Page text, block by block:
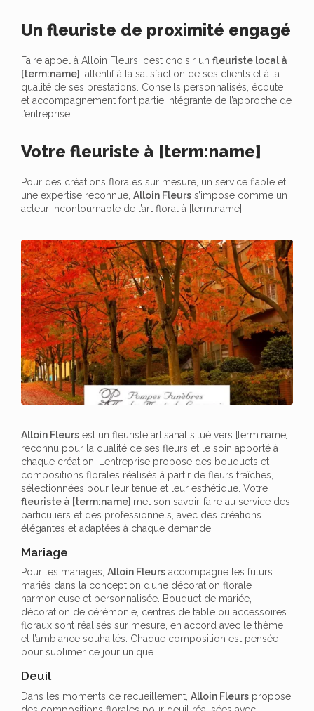
Un fleuriste de proximité engagé
Faire appel à Alloin Fleurs, c’est choisir un fleuriste local à
[term:name]
, attentif à la satisfaction de ses clients et à la
qualité de ses prestations. Conseils personnalisés, écoute
et accompagnement font partie intégrante de l’approche de
l’entreprise.
Votre fleuriste à [term:name]
Pour des créations florales sur mesure, un service fiable et
une expertise reconnue, Alloin Fleurs s’impose comme un
acteur incontournable de l’art floral à [term:name].
Alloin Fleurs est un fleuriste artisanal situé vers [term:name],
reconnu pour la qualité de ses fleurs et le soin apporté à
chaque création. L’entreprise propose des bouquets et
compositions florales réalisés à partir de fleurs fraîches,
sélectionnées pour leur tenue et leur esthétique. Votre
fleuriste à [term:name] met son savoir-faire au service des
particuliers et des professionnels, avec des créations
élégantes et adaptées à chaque demande.
Mariage
Pour les mariages, Alloin Fleurs accompagne les futurs
mariés dans la conception d’une décoration florale
harmonieuse et personnalisée. Bouquet de mariée,
décoration de cérémonie, centres de table ou accessoires
floraux sont réalisés sur mesure, en accord avec le thème
et l’ambiance souhaités. Chaque composition est pensée
pour sublimer ce jour unique.
Deuil
Dans les moments de recueillement, Alloin Fleurs propose